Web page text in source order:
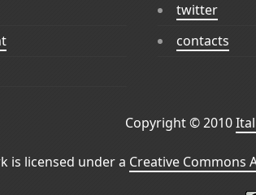
twitter
contacts
Copyright © 2010
is licensed under a Creative Commons